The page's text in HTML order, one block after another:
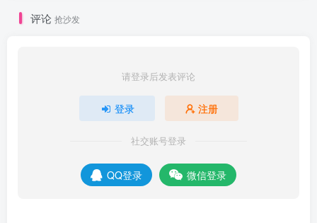
评论 抢沙发
请登录后发表评论
登录 注册
社交账号登录
QQ登录 微信登录